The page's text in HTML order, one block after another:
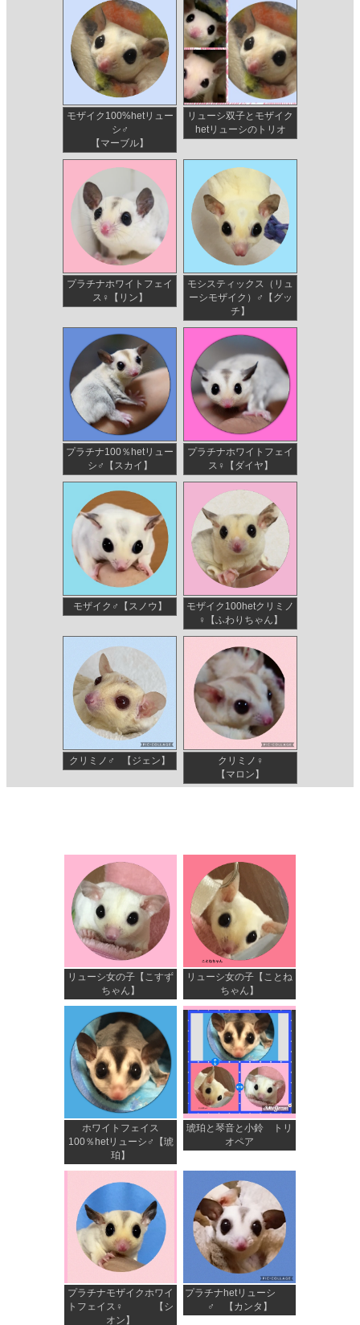
モザイク100%hetリュー
シ♂
【マーブル】
リューシ双子とモザイク
hetリューシのトリオ
プラチナホワイトフェイ
ス♀【リン】
モシスティックス（リュ
ーシモザイク）♂【グッ
チ】
プラチナ100％hetリュー
シ♂【スカイ】
プラチナホワイトフェイ
ス♀【ダイヤ】
モザイク♂【スノウ】
モザイク100hetクリミノ
♀【ふわりちゃん】
クリミノ♂ 【ジェン】
クリミノ♀
【マロン】
リューシ女の子【こすず
ちゃん】
リューシ女の子【ことね
ちゃん】
ホワイトフェイス
100％hetリューシ♂【琥
珀】
琥珀と琴音と小鈴 トリ
オペア
プラチナモザイクホワイ
トフェイス♀ 【シ
オン】
プラチナhetリューシ
♂ 【カンタ】